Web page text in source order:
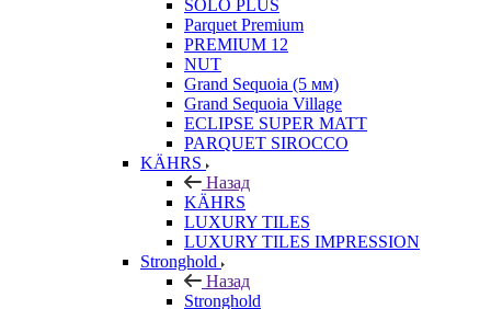
SOLO PLUS
Parquet Premium
PREMIUM 12
NUT
Grand Sequoia (5 мм)
Grand Sequoia Village
ECLIPSE SUPER MATT
PARQUET SIROCCO
KÄHRS
Назад
KÄHRS
LUXURY TILES
LUXURY TILES IMPRESSION
Stronghold
Назад
Stronghold